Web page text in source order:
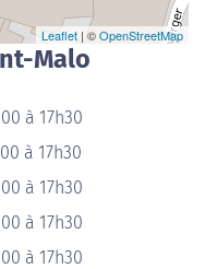
Leaflet | ©OpenStreetMap
Malo
à 17h30
à 17h30
à 17h30
à 17h30
à 17h30